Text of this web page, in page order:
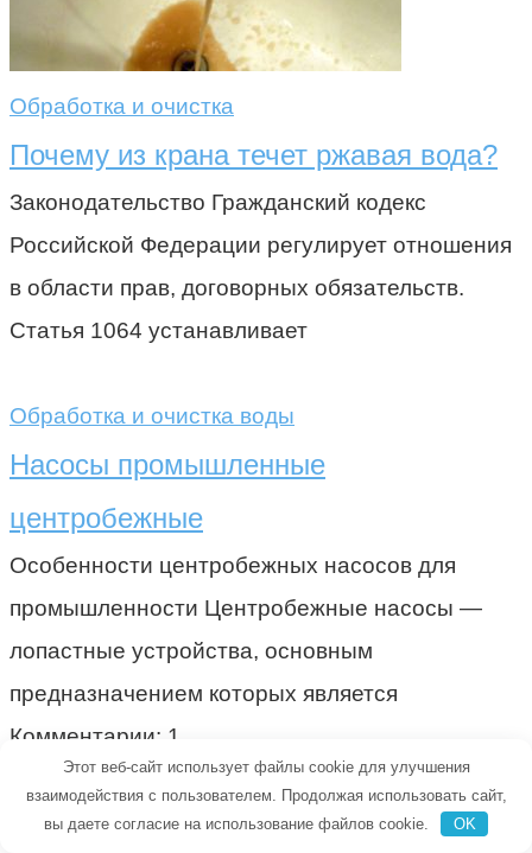
Обработка и очистка
Почему из крана течет ржавая вода?
Законодательство Гражданский кодекс
Российской Федерации регулирует отношения
в области прав, договорных обязательств.
Статья 1064 устанавливает
Обработка и очистка воды
Насосы промышленные
центробежные
Особенности центробежных насосов для
промышленности Центробежные насосы —
лопастные устройства, основным
предназначением которых является
Комментарии: 1
Этот веб-сайт использует файлы cookie для улучшения
взаимодействия с пользователем. Продолжая использовать сайт,
вы даете согласие на использование файлов cookie.
OK